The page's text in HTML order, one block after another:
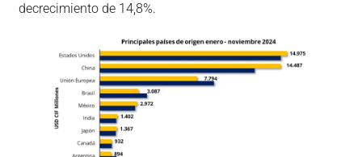
decrecimiento de 14,8%.